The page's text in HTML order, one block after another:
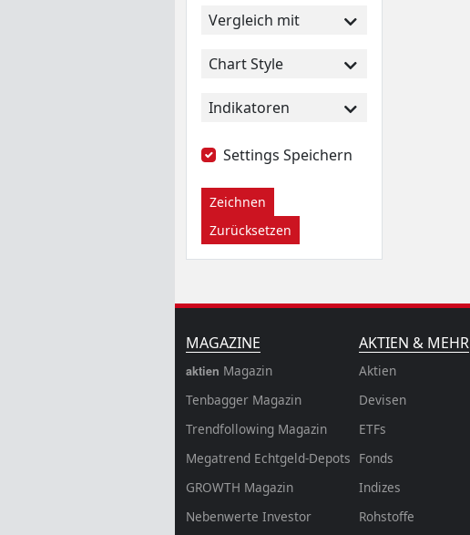
Vergleich mit
Chart Style
Indikatoren
Settings Speichern
Zeichnen
Zurücksetzen
MAGAZINE
aktien Magazin
Tenbagger Magazin
Trendfollowing Magazin
Megatrend Echtgeld-Depots
GROWTH Magazin
Nebenwerte Investor
AKTIEN & MEHR
Aktien
Devisen
ETFs
Fonds
Indizes
Rohstoffe